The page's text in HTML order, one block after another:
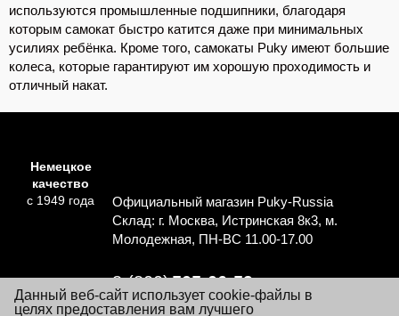
используются промышленные подшипники, благодаря
которым самокат быстро катится даже при минимальных
усилиях ребёнка. Кроме того, самокаты Puky имеют большие
колеса, которые гарантируют им хорошую проходимость и
отличный накат.
Немецкое
качество
с 1949 года
Официальный магазин Puky-Russia
Склад: г. Москва, Истринская 8к3, м.
Молодежная, ПН-ВС 11.00-17.00
8 (800)505-06-59
Перезвоните мне
Данный веб-сайт использует cookie-файлы в
целях предоставления вам лучшего